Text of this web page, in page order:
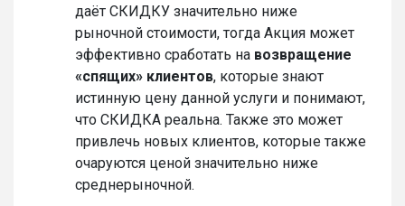
даёт СКИДКУ значительно ниже
рыночной стоимости, тогда Акция может
эффективно сработать на возвращение
«спящих» клиентов, которые знают
истинную цену данной услуги и понимают,
что СКИДКА реальна. Также это может
привлечь новых клиентов, которые также
очаруются ценой значительно ниже
среднерыночной.